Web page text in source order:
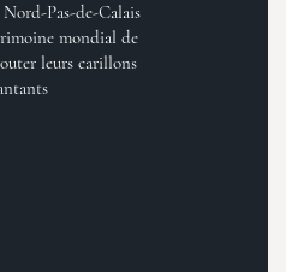
Pas-de-Calais
mondial de
leurs carillons